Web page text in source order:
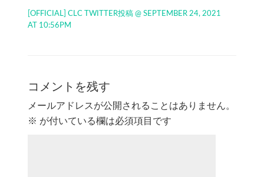
[OFFICIAL] CLC TWITTER投稿 @ SEPTEMBER 24, 2021
AT 10:56PM
コメントを残す
メールアドレスが公開されることはありません。
※ が付いている欄は必須項目です